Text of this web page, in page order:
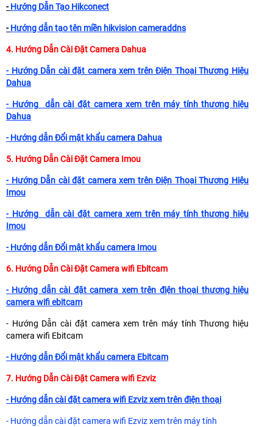
-Hướng Dẫn Tạo Hikconect
-Hướng dẫn tạo tên miền hikvision cameraddns
4. Hướng Dẫn Cài Đặt Camera Dahua
- Hướng Dẫn cài đặt camera xem trên Điện Thoại Thương Hiệu
Dahua
- Hướng dẫn cài đặt camera xem trên máy tính thương hiệu
Dahua
- Hướng dẫn Đổi mật khẩu camera Dahua
5. Hướng Dẫn Cài Đặt Camera Imou
- Hướng Dẫn cài đặt camera xem trên Điện Thoại Thương Hiệu
Imou
- Hướng dẫn cài đặt camera xem trên máy tính thương hiệu
Imou
- Hướng dẫn Đổi mật khẩu camera Imou
6. Hướng Dẫn Cài Đặt Camera wifi Ebitcam
- Hướng dẫn cài đặt camera xem trên điện thoại thương hiệu
camera wifi ebitcam
- Hướng Dẫn cài đặt camera xem trên máy tính Thương hiệu
camera wifi Ebitcam
- Hướng dẫn Đổi mật khẩu camera Ebitcam
7. Hướng Dẫn Cài Đặt Camera wifi Ezviz
- Hướng dẫn cài đặt camera wifi Ezviz xem trên điện thoại
- Hướng dẫn cài đặt camera wifi Ezviz xem trên máy tính